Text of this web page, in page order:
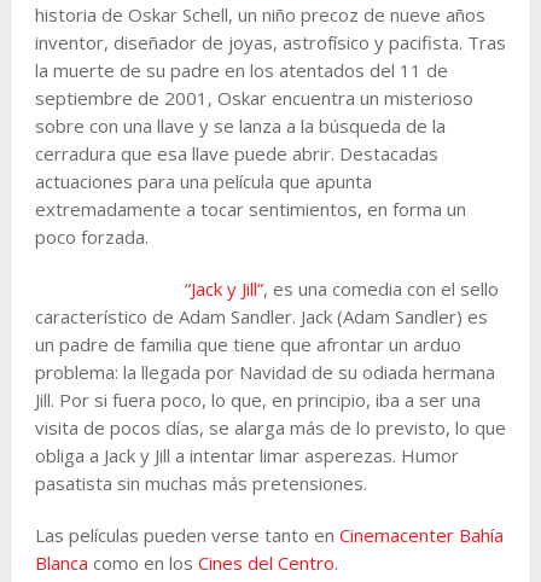
historia de Oskar Schell, un niño precoz de nueve años
inventor, diseñador de joyas, astrofísico y pacifista. Tras
la muerte de su padre en los atentados del 11 de
septiembre de 2001, Oskar encuentra un misterioso
sobre con una llave y se lanza a la búsqueda de la
cerradura que esa llave puede abrir. Destacadas
actuaciones para una película que apunta
extremadamente a tocar sentimientos, en forma un
poco forzada.
“Jack y Jill”, es una comedia con el sello
característico de Adam Sandler. Jack (Adam Sandler) es
un padre de familia que tiene que afrontar un arduo
problema: la llegada por Navidad de su odiada hermana
Jill. Por si fuera poco, lo que, en principio, iba a ser una
visita de pocos días, se alarga más de lo previsto, lo que
obliga a Jack y Jill a intentar limar asperezas. Humor
pasatista sin muchas más pretensiones.
Las películas pueden verse tanto en Cinemacenter Bahía
Blanca como en los Cines del Centro.